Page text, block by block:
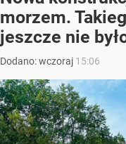
morzem.
jeszcze nie
Dodano:wczoraj 15:06